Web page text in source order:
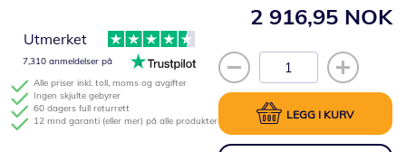
2 916,95 NOK
LEGG I KURV
Alle priser inkl. toll, moms og avgifter
Ingen skjulte gebyrer
60 dagers full returrett
12 mnd garanti (eller mer) på alle produkter
Utmerket
7,310 anmeldelser på